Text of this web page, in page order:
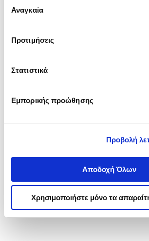
ενδιαφέρουν και να επιλέξετε από τα
΄΄και να
συγκατάθεσης
Αναγκαία
Προτιμήσεις
Στατιστικά
Εμπορικής προώθησης
Προβολή
Αποδοχή Όλων
Χρησιμοποιήστε μόνο τα